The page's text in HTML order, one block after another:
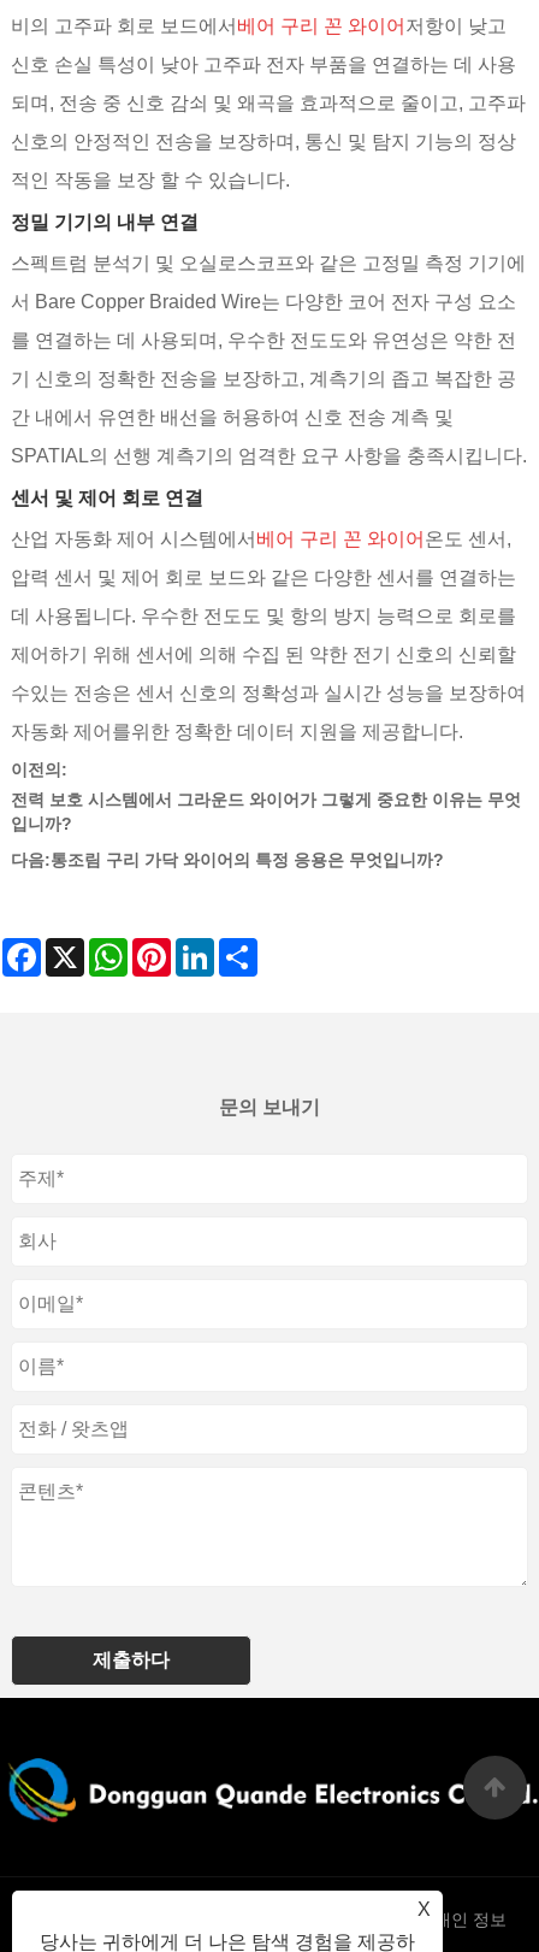
비의 고주파 회로 보드에서 베어 구리 꼰 와이어 저항이 낮고
신호 손실 특성이 낮아 고주파 전자 부품을 연결하는 데 사용
되며, 전송 중 신호 감쇠 및 왜곡을 효과적으로 줄이고, 고주파
신호의 안정적인 전송을 보장하며, 통신 및 탐지 기능의 정상
적인 작동을 보장 할 수 있습니다.
정밀 기기의 내부 연결
스펙트럼 분석기 및 오실로스코프와 같은 고정밀 측정 기기에
서 Bare Copper Braided Wire는 다양한 코어 전자 구성 요소
를 연결하는 데 사용되며, 우수한 전도도와 유연성은 약한 전
기 신호의 정확한 전송을 보장하고, 계측기의 좁고 복잡한 공
간 내에서 유연한 배선을 허용하여 신호 전송 계측 및
SPATIAL의 선행 계측기의 엄격한 요구 사항을 충족시킵니다.
센서 및 제어 회로 연결
산업 자동화 제어 시스템에서 베어 구리 꼰 와이어 온도 센서,
압력 센서 및 제어 회로 보드와 같은 다양한 센서를 연결하는
데 사용됩니다. 우수한 전도도 및 항의 방지 능력으로 회로를
제어하기 위해 센서에 의해 수집 된 약한 전기 신호의 신뢰할
수있는 전송은 센서 신호의 정확성과 실시간 성능을 보장하여
자동화 제어를위한 정확한 데이터 지원을 제공합니다.
이전의:
전력 보호 시스템에서 그라운드 와이어가 그렇게 중요한 이유는 무엇
입니까?
다음:통조림 구리 가닥 와이어의 특정 응용은 무엇입니까?
Facebook
X WhatsAppPinterestLinkedIn
문의 보내기
제출하다
X
당사는 귀하에게 더 나은 탐색 경험을 제공하
개인 정보